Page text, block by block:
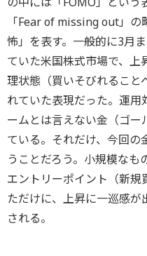
「Fear of missing out」
怖」を表す。一般的に3月
ていた米国株式市場で、
理状態（買いそびれること
れていた表現だった。運用
ームとは言えない金（ゴ
ている。それだけ、今回の
うことだろう。小規模なも
エントリーポイント（新規
ただけに、上昇に一巡感
される。